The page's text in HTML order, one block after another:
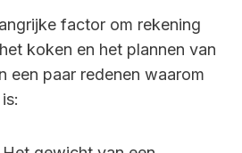
factor om rekening
koken en het plannen van
een paar redenen waarom